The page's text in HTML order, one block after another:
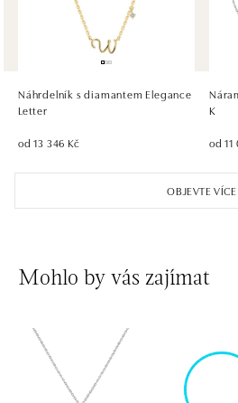
HALADA OC Eurovea,
Pribinova 8, 811 09 Bratislava
dnes otevřeno do 21:00
OBJEVTE VÍCE
Náhrdelník s diamantem Elegance
Letter
od 13 346 Kč
K
od 11
Mohlo by vás zajímat